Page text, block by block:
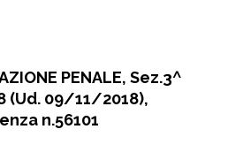
PENALE, Sez.3^
(Ud. 09/11/2018),
n.56101